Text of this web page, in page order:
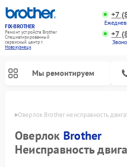
FIX-BROTHER
Ремонт устройств Brother
Специализированный
cервисный центр г.
Новокузнецк
+7
+7
Мы ремонтируем
Оверлок Brother неисправность
Оверлок Brother
Неисправность